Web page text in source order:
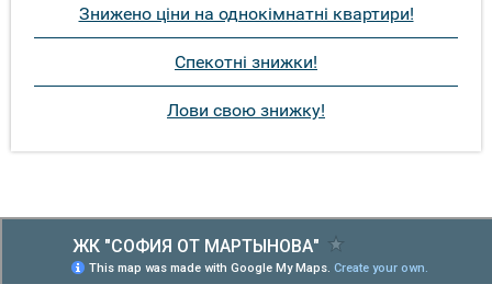
Знижено ціни на однокімнатні квартири!
Спекотні знижки!
Лови свою знижку!